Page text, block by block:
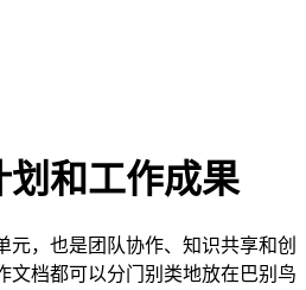
和工作成果
元，也是团队协作、知识共享和创
文档都可以分门别类地放在巴别鸟